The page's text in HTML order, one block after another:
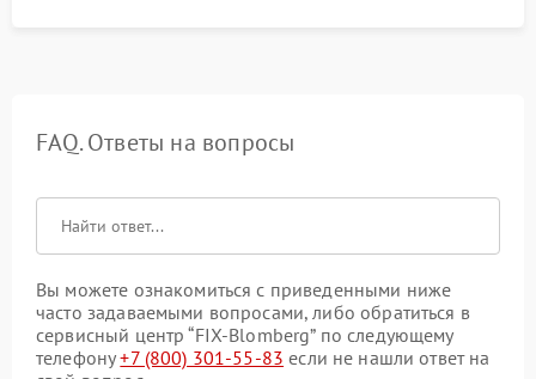
FAQ. Ответы на вопросы
Вы можете ознакомиться с приведенными ниже
часто задаваемыми вопросами, либо обратиться в
сервисный центр “FIX-Blomberg” по следующему
телефону+7 (800) 301-55-83 если не нашли ответ на